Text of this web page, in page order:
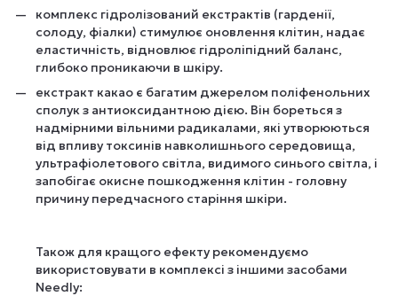
комплекс гідролізований екстрактів (гарденії,
солоду, фіалки) стимулює оновлення клітин, надає
еластичність, відновлює гідроліпідний баланс,
глибоко проникаючи в шкіру.
екстракт какао є багатим джерелом поліфенольних
сполук з антиоксидантною дією. Він бореться з
надмірними вільними радикалами, які утворюються
від впливу токсинів навколишнього середовища,
ультрафіолетового світла, видимого синього світла, і
запобігає окисне пошкодження клітин - головну
причину передчасного старіння шкіри.
Також для кращого ефекту рекомендуємо
використовувати в комплексі з іншими засобами
Needly: